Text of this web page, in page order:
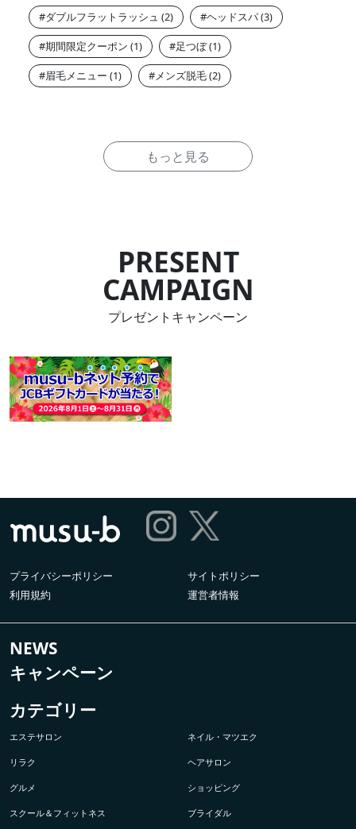
ダブルフラットラッシュ ヘッドスパ
期間限定クーポン 足つぼ
眉毛メニュー メンズ脱毛
もっと見る
PRESENT
CAMPAIGN
プレゼントキャンペーン
プライバシーポリシー
サイトポリシー
利用規約
運営者情報
NEWS
キャンペーン
カテゴリー
エステサロン ネイル・マツエク
リラク ヘアサロン
グルメ ショッピング
スクール＆フィットネス ブライダル